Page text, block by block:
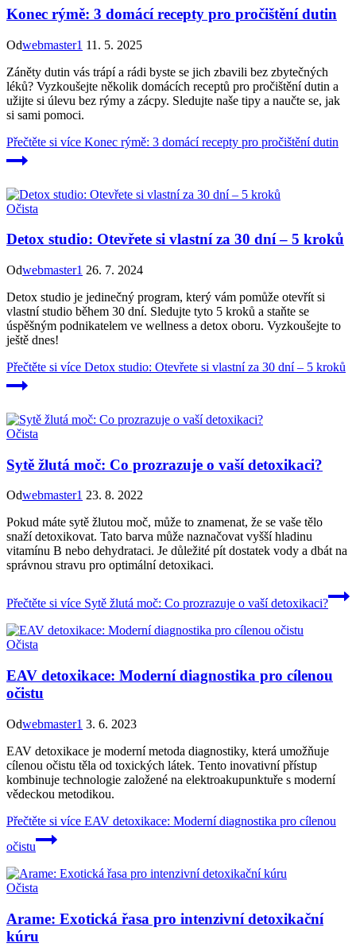
Konec rýmě: 3 domácí recepty pro pročištění dutin
Odwebmaster1 11. 5. 2025
Záněty dutin vás trápí a rádi byste se jich zbavili bez zbytečných
léků? Vyzkoušejte několik domácích receptů pro pročištění dutin a
užijte si úlevu bez rýmy a zácpy. Sledujte naše tipy a naučte se, jak
si sami pomoci.
Přečtěte si více Konec rýmě: 3 domácí recepty pro pročištění dutin
Očista
Detox studio: Otevřete si vlastní za 30 dní – 5 kroků
Odwebmaster1 26. 7. 2024
Detox studio je jedinečný program, který vám pomůže otevřít si
vlastní studio během 30 dní. Sledujte tyto 5 kroků a staňte se
úspěšným podnikatelem ve wellness a detox oboru. Vyzkoušejte to
ještě dnes!
Přečtěte si více Detox studio: Otevřete si vlastní za 30 dní – 5 kroků
Očista
Sytě žlutá moč: Co prozrazuje o vaší detoxikaci?
Odwebmaster1 23. 8. 2022
Pokud máte sytě žlutou moč, může to znamenat, že se vaše tělo
snaží detoxikovat. Tato barva může naznačovat vyšší hladinu
vitamínu B nebo dehydrataci. Je důležité pít dostatek vody a dbát na
správnou stravu pro optimální detoxikaci.
Přečtěte si více Sytě žlutá moč: Co prozrazuje o vaší detoxikaci?
Očista
EAV detoxikace: Moderní diagnostika pro cílenou
očistu
Odwebmaster1 3. 6. 2023
EAV detoxikace je moderní metoda diagnostiky, která umožňuje
cílenou očistu těla od toxických látek. Tento inovativní přístup
kombinuje technologie založené na elektroakupunktuře s moderní
vědeckou metodikou.
Přečtěte si více EAV detoxikace: Moderní diagnostika pro cílenou
očistu
Očista
Arame: Exotická řasa pro intenzivní detoxikační
kúru